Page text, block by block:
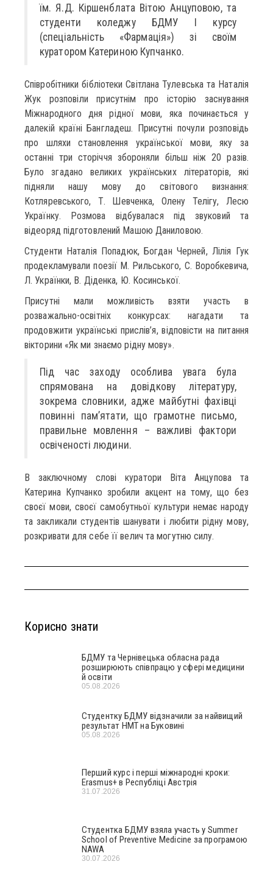
їм. Я.Д. Кіршенблата Вітою Анцуповою, та
студенти коледжу БДМУ І курсу
(спеціальність «Фармація») зі своїм
куратором Катериною Купчанко.
Співробітники бібліотеки Світлана Тулевська та Наталія
Жук розповіли присутнім про історію заснування
Міжнародного дня рідної мови, яка починається у
далекій країні Бангладеш. Присутні почули розповідь
про шляхи становлення української мови, яку за
останні три сторіччя збороняли більш ніж 20 разів.
Було згадано великих українських літераторів, які
підняли нашу мову до світового визнання:
Котляревського, Т. Шевченка, Олену Телігу, Лесю
Українку. Розмова відбувалася під звуковий та
відеоряд підготовлений Машою Даниловою.
Студенти Наталія Попадюк, Богдан Черней, Лілія Гук
продекламували поезії М. Рильського, С. Воробкевича,
Л. Українки, В. Діденка, Ю. Косинської.
Присутні мали можливість взяти участь в
розважально-освітніх конкурсах: нагадати та
продовжити українські прислів’я, відповісти на питання
вікторини «Як ми знаємо рідну мову».
Під час заходу особлива увага була
спрямована на довідкову літературу,
зокрема словники, адже майбутні фахівці
повинні пам’ятати, що грамотне письмо,
правильне мовлення – важливі фактори
освіченості людини.
В заключному слові куратори Віта Анцупова та
Катерина Купчанко зробили акцент на тому, що без
своєї мови, своєї самобутньої культури немає народу
та закликали студентів шанувати і любити рідну мову,
розкривати для себе її велич та могутню силу.
Корисно знати
БДМУ та Чернівецька обласна рада
розширюють співпрацю у сфері медицини
й освіти
05.08.2026
Студентку БДМУ відзначили за найвищий
результат НМТ на Буковині
05.08.2026
Перший курс і перші міжнародні кроки:
Erasmus+ в Республіці Австрія
31.07.2026
Студентка БДМУ взяла участь у Summer
School of Preventive Medicine за програмою
NAWA
30.07.2026